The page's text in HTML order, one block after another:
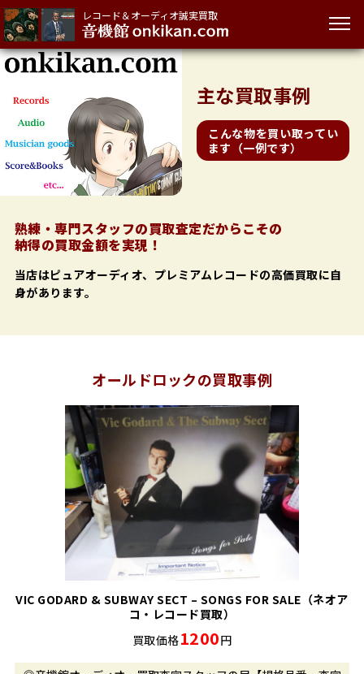
レコード＆オーディオ誠実買取
主な買取事例
こんな物を買い取ってい
ます（一例です）
熟練・専門スタッフの買取査定だからこその
納得の買取金額を実現！
当店はピュアオーディオ、プレミアムレコードの高価買取に自
身があります。
オールドロックの買取事例
VIC GODARD & SUBWAY SECT – SONGS FOR SALE（ネオア
コ・レコード買取）
買取価格1200円